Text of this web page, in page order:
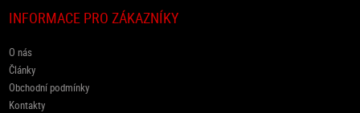
INFORMACE PRO ZÁKAZNÍKY
O nás
Články
Obchodní podmínky
Kontakty